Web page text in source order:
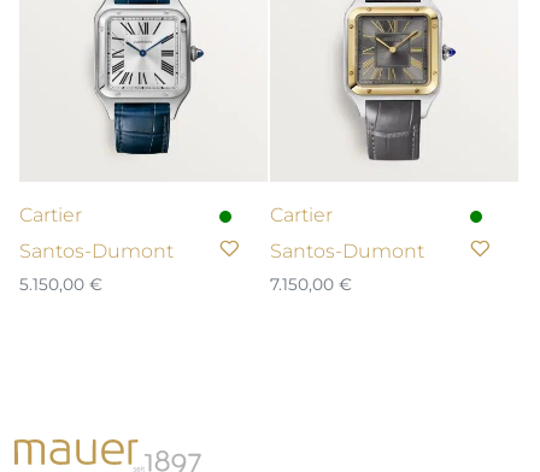
Cartier
Santos-Dumont
5.150,00 €
Cartier
Santos-Dumont
7.150,00 €